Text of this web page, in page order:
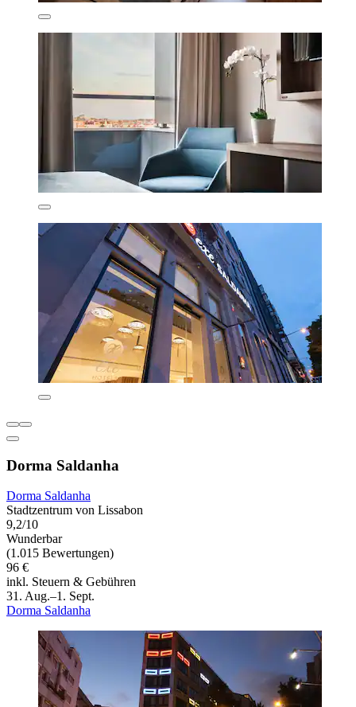
Dorma Saldanha
Dorma Saldanha
Stadtzentrum von Lissabon
9,2/10
Wunderbar
(1.015 Bewertungen)
96 €
inkl. Steuern & Gebühren
31. Aug.–1. Sept.
Dorma Saldanha